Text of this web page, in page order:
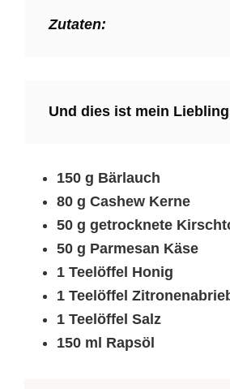
Zutaten:
Und dies ist mein
150 g Bärlauch
80 g Cashew Kerne
50 g getrocknete
50 g Parmesan Käse
1 Teelöffel Honig
1 Teelöffel
1 Teelöffel Salz
150 ml Rapsöl